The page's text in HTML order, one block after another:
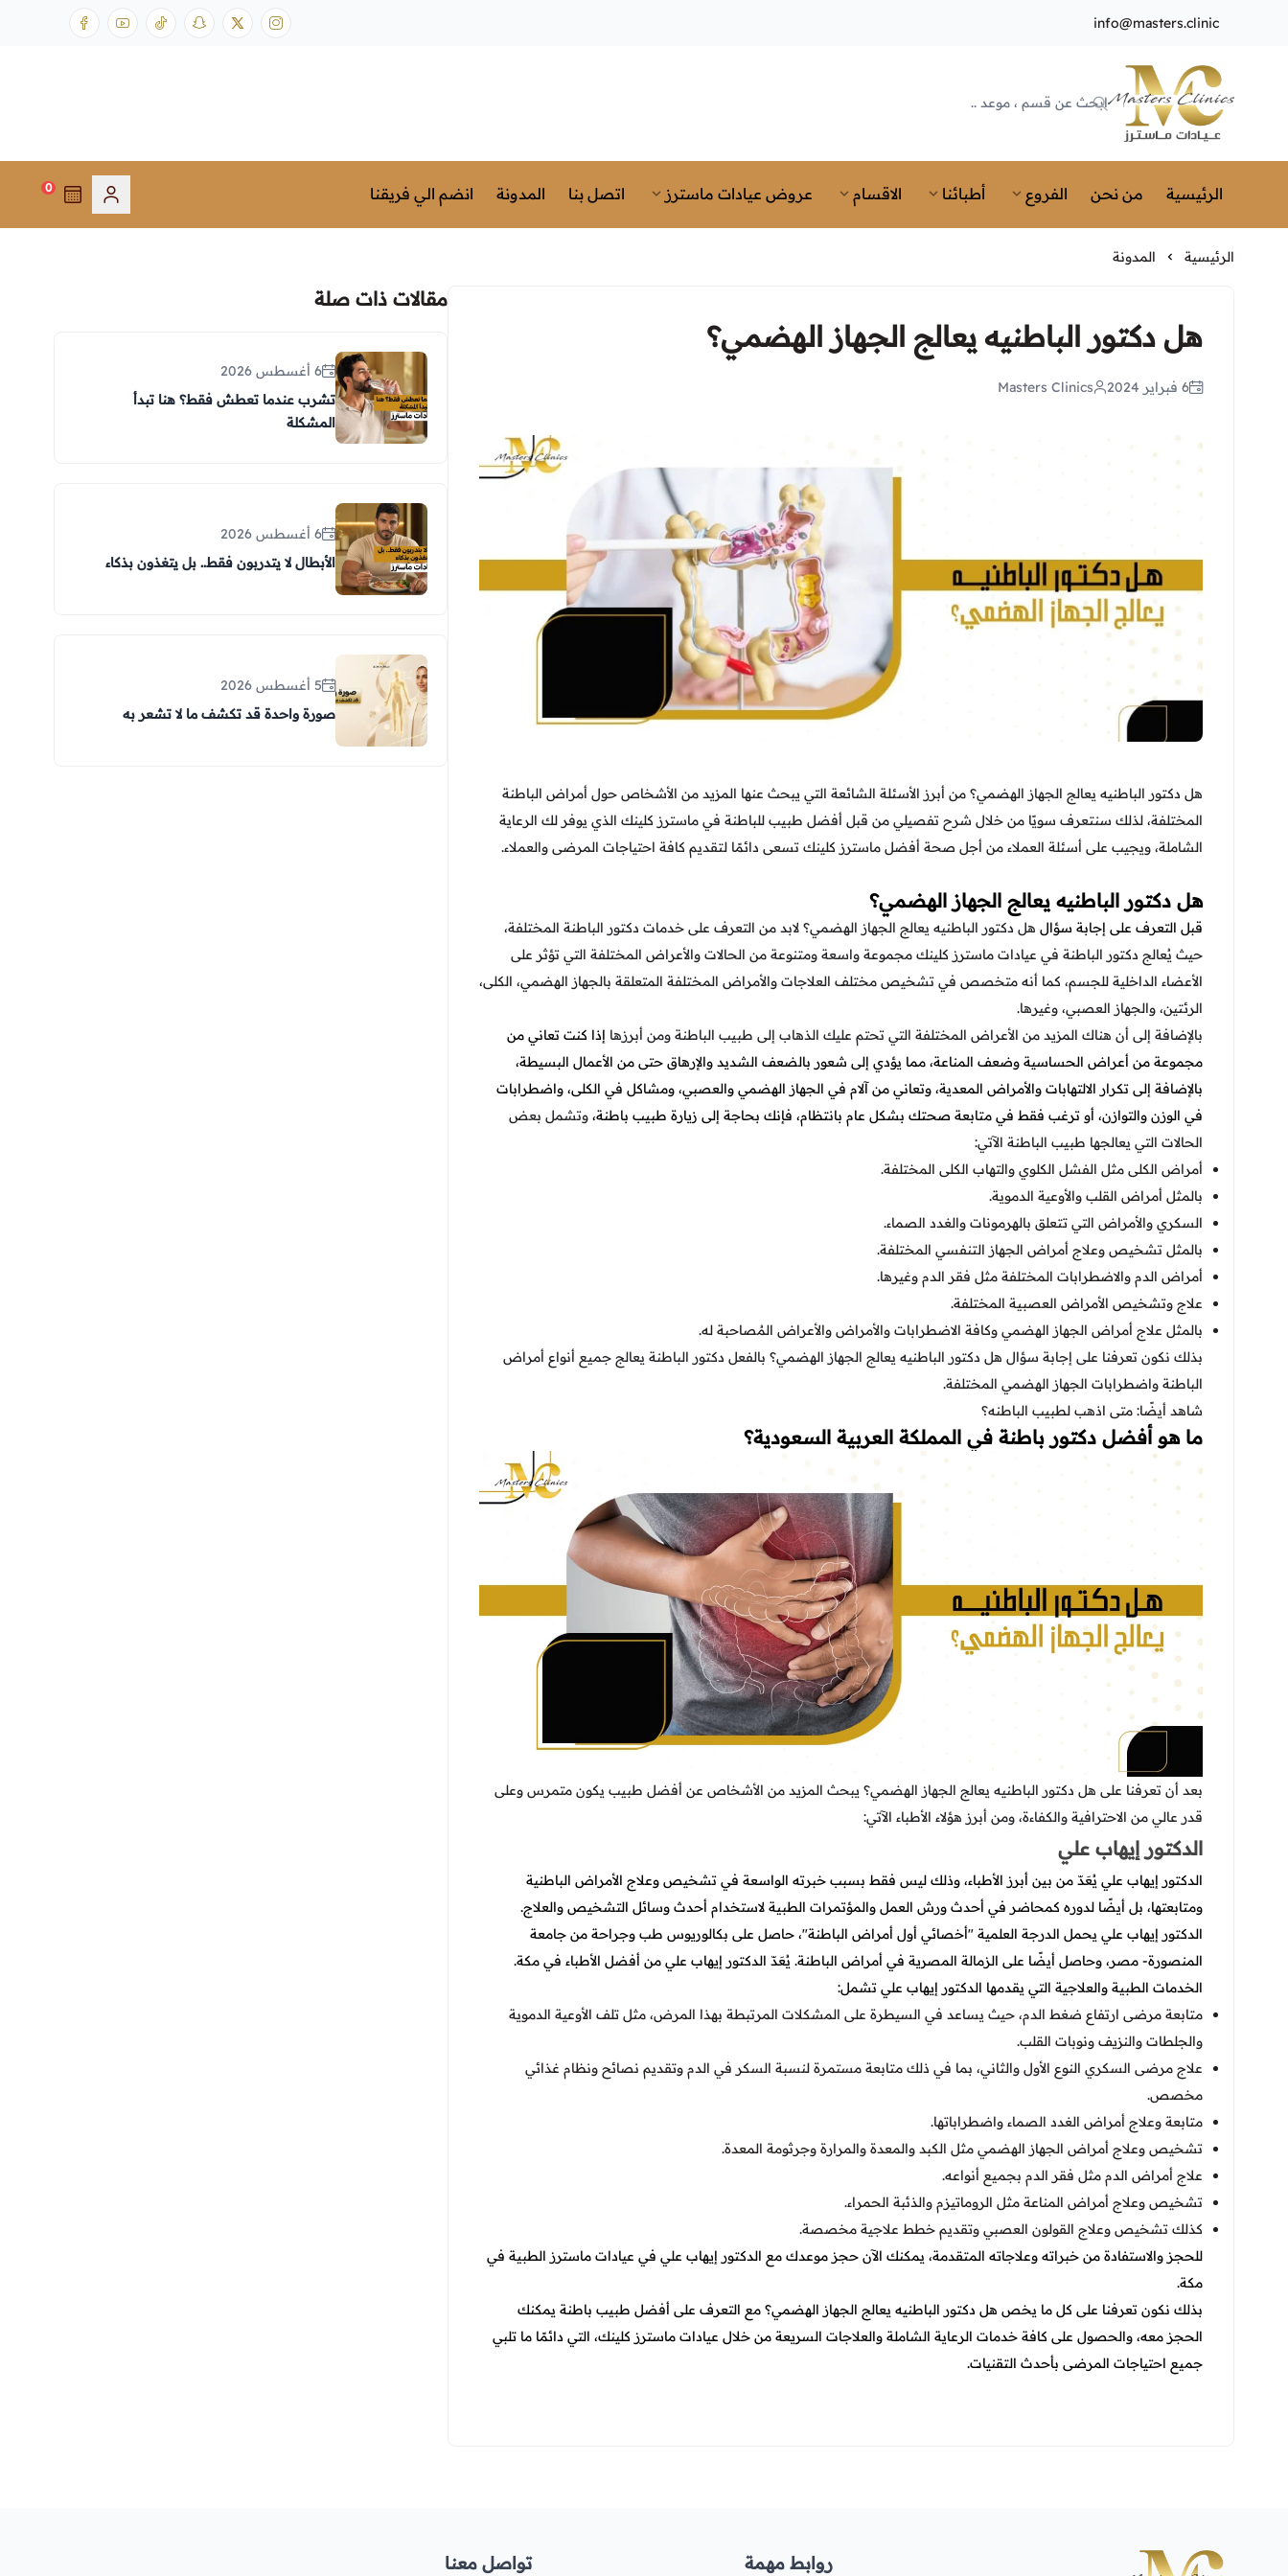
info@masters.clinic
Masters Clinics
الرئيسية من نحن الفروع أطبائنا الاقسام عروض عيادات ماسترز اتصل بنا المدونة انضم الي فريقنا 0
الرئيسية المدونة
هل دكتور الباطنيه يعالج الجهاز الهضمي؟
6 فبراير 2024 Masters Clinics
هل دكتور الباطنيه يعالج الجهاز الهضمي؟ من أبرز الأسئلة الشائعة التي يبحث عنها المزيد من الأشخاص حول أمراض الباطنة
المختلفة، لذلك سنتعرف سويًا من خلال شرح تفصيلي من قبل أفضل طبيب للباطنة في ماسترز كلينك الذي يوفر لك الرعاية
الشاملة، ويجيب على أسئلة العملاء من أجل صحة أفضل ماسترز كلينك تسعى دائمًا لتقديم كافة احتياجات المرضى والعملاء.
هل دكتور الباطنيه يعالج الجهاز الهضمي؟
قبل التعرف على إجابة سؤال هل دكتور الباطنيه يعالج الجهاز الهضمي؟ لابد من التعرف على خدمات دكتور الباطنة المختلفة،
حيث يُعالج دكتور الباطنة في عيادات ماسترز كلينك مجموعة واسعة ومتنوعة من الحالات والأعراض المختلفة التي تؤثر على
الأعضاء الداخلية للجسم، كما أنه متخصص في تشخيص مختلف العلاجات والأمراض المختلفة المتعلقة بالجهاز الهضمي، الكلى،
الرئتين، والجهاز العصبي، وغيرها.
بالإضافة إلى أن هناك المزيد من الأعراض المختلفة التي تحتم عليك الذهاب إلى طبيب الباطنة ومن أبرزها إذا كنت تعاني من
مجموعة من أعراض الحساسية وضعف المناعة، مما يؤدي إلى شعور بالضعف الشديد والإرهاق حتى من الأعمال البسيطة،
بالإضافة إلى تكرار الالتهابات والأمراض المعدية، وتعاني من آلام في الجهاز الهضمي والعصبي، ومشاكل في الكلى، واضطرابات
في الوزن والتوازن، أو ترغب فقط في متابعة صحتك بشكل عام بانتظام، فإنك بحاجة إلى زيارة طبيب باطنة، وتشمل بعض
الحالات التي يعالجها طبيب الباطنة الآتي:
أمراض الكلى مثل الفشل الكلوي والتهاب الكلى المختلفة.
بالمثل أمراض القلب والأوعية الدموية.
السكري والأمراض التي تتعلق بالهرمونات والغدد الصماء.
بالمثل تشخيص وعلاج أمراض الجهاز التنفسي المختلفة.
أمراض الدم والاضطرابات المختلفة مثل فقر الدم وغيرها.
علاج وتشخيص الأمراض العصبية المختلفة.
بالمثل علاج أمراض الجهاز الهضمي وكافة الاضطرابات والأمراض والأعراض المُصاحبة له.
بذلك نكون تعرفنا على إجابة سؤال هل دكتور الباطنيه يعالج الجهاز الهضمي؟ بالفعل دكتور الباطنة يعالج جميع أنواع أمراض
الباطنة واضطرابات الجهاز الهضمي المختلفة.
شاهد أيضًا: متى اذهب لطبيب الباطنه؟
ما هو أفضل دكتور باطنة في المملكة العربية السعودية؟
بعد أن تعرفنا على هل دكتور الباطنيه يعالج الجهاز الهضمي؟ يبحث المزيد من الأشخاص عن أفضل طبيب يكون متمرس وعلى
قدر عالي من الاحترافية والكفاءة، ومن أبرز هؤلاء الأطباء الآتي:
الدكتور إيهاب علي
الدكتور إيهاب علي يُعَدّ من بين أبرز الأطباء، وذلك ليس فقط بسبب خبرته الواسعة في تشخيص وعلاج الأمراض الباطنية
ومتابعتها، بل أيضًا لدوره كمحاضر في أحدث ورش العمل والمؤتمرات الطبية لاستخدام أحدث وسائل التشخيص والعلاج.
الدكتور إيهاب علي يحمل الدرجة العلمية "أخصائي أول أمراض الباطنة"، حاصل على بكالوريوس طب وجراحة من جامعة
المنصورة- مصر، وحاصل أيضًا على الزمالة المصرية في أمراض الباطنة. يُعَدّ الدكتور إيهاب علي من أفضل الأطباء في مكة.
الخدمات الطبية والعلاجية التي يقدمها الدكتور إيهاب علي تشمل:
متابعة مرضى ارتفاع ضغط الدم، حيث يساعد في السيطرة على المشكلات المرتبطة بهذا المرض، مثل تلف الأوعية الدموية
والجلطات والنزيف ونوبات القلب.
علاج مرضى السكري النوع الأول والثاني، بما في ذلك متابعة مستمرة لنسبة السكر في الدم وتقديم نصائح ونظام غذائي
مخصص.
متابعة وعلاج أمراض الغدد الصماء واضطراباتها.
تشخيص وعلاج أمراض الجهاز الهضمي مثل الكبد والمعدة والمرارة وجرثومة المعدة.
علاج أمراض الدم مثل فقر الدم بجميع أنواعه.
تشخيص وعلاج أمراض المناعة مثل الروماتيزم والذئبة الحمراء.
كذلك تشخيص وعلاج القولون العصبي وتقديم خطط علاجية مخصصة.
للحجز والاستفادة من خبراته وعلاجاته المتقدمة، يمكنك الآن حجز موعدك مع الدكتور إيهاب علي في عيادات ماسترز الطبية في
مكة.
بذلك نكون تعرفنا على كل ما يخص هل دكتور الباطنيه يعالج الجهاز الهضمي؟ مع التعرف على أفضل طبيب باطنة يمكنك
الحجز معه، والحصول على كافة خدمات الرعاية الشاملة والعلاجات السريعة من خلال عيادات ماسترز كلينك، التي دائمًا ما تلبي
جميع احتياجات المرضى بأحدث التقنيات.
مقالات ذات صلة
6 أغسطس 2026
تشرب عندما تعطش فقط؟ هنا تبدأ
المشكلة
6 أغسطس 2026
الأبطال لا يتدربون فقط.. بل يتغذون بذكاء
5 أغسطس 2026
صورة واحدة قد تكشف ما لا تشعر به
روابط مهمة تواصل معنا